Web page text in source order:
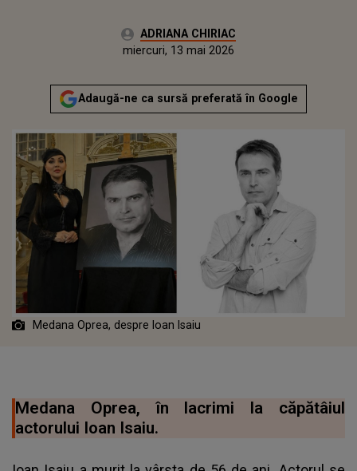
Autor:ADRIANA CHIRIAC
Actualizat:
miercuri, 13 mai 2026
Adaugă-ne ca sursă preferată în Google
Medana Oprea, despre Ioan Isaiu
Medana Oprea, în lacrimi la căpătâiul
actorului Ioan Isaiu.